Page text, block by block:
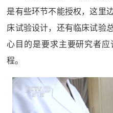
是有些环节不能授权，这里
床试验设计，还有临床试验
心目的是要求主要研究者
程。